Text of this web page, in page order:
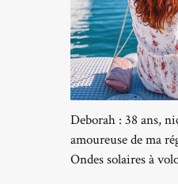
Deborah : 38 ans,
amoureuse de ma
Ondes solaires à